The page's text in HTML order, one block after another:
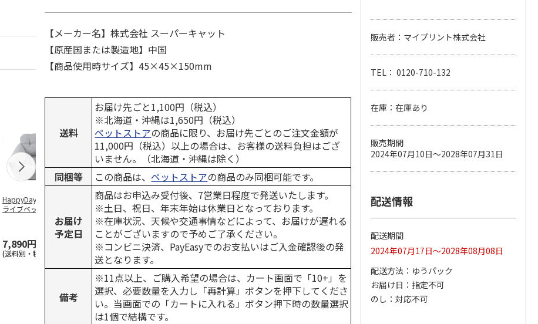
HappyDays 2wayド
ライブベッド グレ
7,890円
(送料別・税込)
獣医師開発 ニオイ
をとる砂専用 猫ト
イレ ナチュラルグ
レー
1,550円
(送料別・税込)
デオトイレ 飛び散
らない消臭・抗菌サ
ンド 4L
1,320円
(送料別・税込)
無添加良品 カムカ
ムデンタルコーン
ぐるぐるボーン型 S
…
470円
(送料別・税込)
銀のスプーン パウ
チ 健康に育つ子ね
こ用 まぐろ・かつ
おに…
120円
(送料別・税込)
ペット線香 虹のか
なた フルーティフ
ローラルの香り
590円
(送料別・税込)
100円
(送料別・税込)
【メーカー名】株式会社 スーパーキャット
【原産国または製造地】中国
【商品使用時サイズ】45×45×150mm
送料
お届け先ごと1,100円（税込）
※北海道・沖縄は1,650円（税込）
ペットストアの商品に限り、お届け先ごとのご注文金額が
11,000円（税込）以上の場合は、お客様の送料負担はござ
いません。（北海道・沖縄は除く）
同梱等
この商品は、ペットストアの商品のみ同梱可能です。
お届け
予定日
商品はお申込み受付後、7営業日程度で発送いたします。
※土日、祝日、年末年始は休業日となっております。
※在庫状況、天候や交通事情などによって、お届けが遅れる
ことがございますので予めご了承ください。
※コンビニ決済、PayEasyでのお支払いはご入金確認後の発
送となります。
備考
※11点以上、ご購入希望の場合は、カート画面で「10+」を
選択、必要数量を入力し「再計算」ボタンを押下してくださ
い。当画面での「カートに入れる」ボタン押下時の数量選択
は1個で結構です。
販売者：マイプリント株式会社
TEL： 0120-710-132
在庫：在庫あり
販売期間
2024年07月10日～2028年07月31日
配送情報
配送期間
2024年07月17日～2028年08月08日
配送方法
ゆうパック
お届け日
指定不可
のし
対応不可